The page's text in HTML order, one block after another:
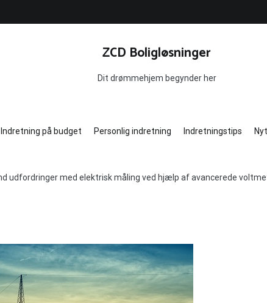
ZCD Boligløsninger
Dit drømmehjem begynder her
Indretning på budget Personlig indretning Indretningstips
udfordringer med elektrisk måling ved hjælp af avancerede